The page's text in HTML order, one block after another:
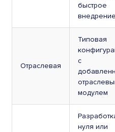
быстрое
внедрение
Отраслевая
Типовая
с
модулем
нуля или